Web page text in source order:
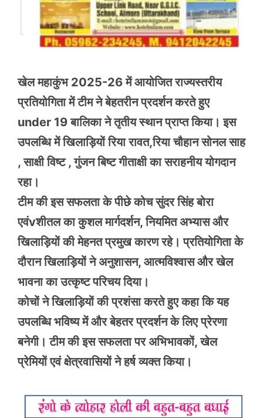
खेल महाकुंभ 2025-26 में आयोजित राज्यस्तरीय
प्रतियोगिता में टीम ने बेहतरीन प्रदर्शन करते हुए
under 19 बालिका ने तृतीय स्थान प्राप्त किया। इस
उपलब्धि में खिलाड़ियों रिया रावत,रिया चौहान सोनल साह
, साक्षी विष्ट , गुंजन बिष्ट गीताक्षी का सराहनीय योगदान
रहा।
टीम की इस सफलता के पीछे कोच सुंदर सिंह बोरा
एवंvशीतल का कुशल मार्गदर्शन, नियमित अभ्यास और
खिलाड़ियों की मेहनत प्रमुख कारण रहे। प्रतियोगिता के
दौरान खिलाड़ियों ने अनुशासन, आत्मविश्वास और खेल
भावना का उत्कृष्ट परिचय दिया।
कोचों ने खिलाड़ियों की प्रशंसा करते हुए कहा कि यह
उपलब्धि भविष्य में और बेहतर प्रदर्शन के लिए प्रेरणा
बनेगी। टीम की इस सफलता पर अभिभावकों, खेल
प्रेमियों एवं क्षेत्रवासियों ने हर्ष व्यक्त किया।